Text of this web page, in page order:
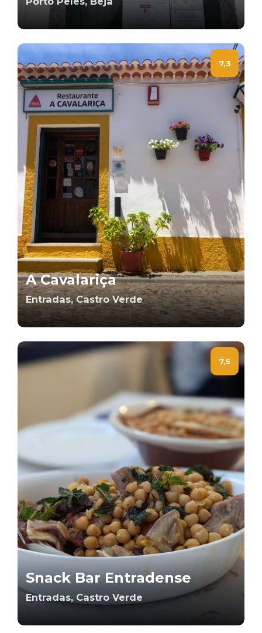
7,3
A Cavalariça
Entradas, Castro Verde
7,5
Snack Bar Entradense
Entradas, Castro Verde